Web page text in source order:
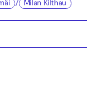
/ Milan Kilthau